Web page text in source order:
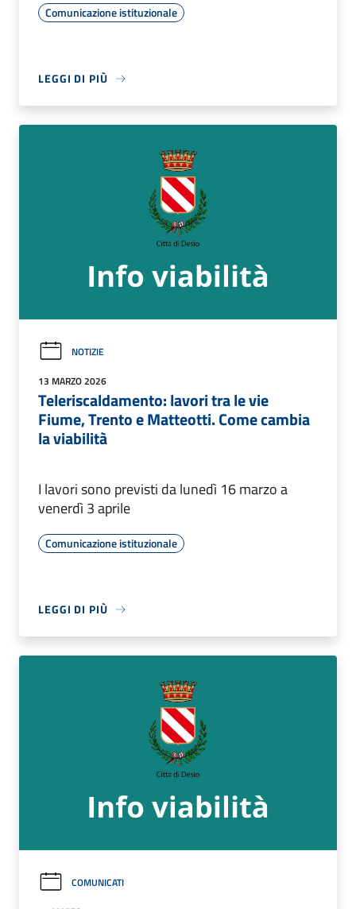
Comunicazione istituzionale
LEGGI DI PIÙ
NOTIZIE
13 MARZO 2026
Teleriscaldamento: lavori tra le vie
Fiume, Trento e Matteotti. Come cambia
la viabilità
I lavori sono previsti da lunedì 16 marzo a
venerdì 3 aprile
Comunicazione istituzionale
LEGGI DI PIÙ
COMUNICATI